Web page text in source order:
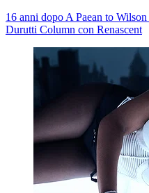
16 anni dopo A Paean to Wilson
Durutti Column con Renascent